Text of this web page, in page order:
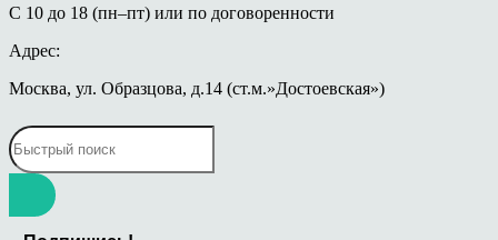
С 10 до 18 (пн–пт) или по договоренности
Адрес:
Москва, ул. Образцова, д.14 (ст.м.»Достоевская»)